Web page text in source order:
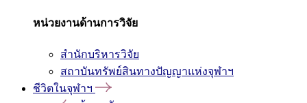
หน่วยงานด้านการวิจัย
สำนักบริหารวิจัย
สถาบันทรัพย์สินทางปัญญาแห่งจุฬาฯ
ชีวิตในจุฬาฯ